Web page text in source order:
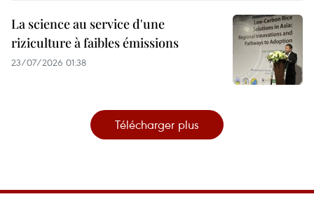
La science au service d'une
riziculture à faibles émissions
23/07/2026 01:38
Télécharger plus